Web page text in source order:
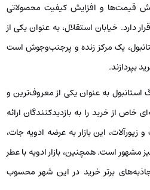
قیمت‌ها و افزایش کیفیت محصولاتی
دارد. خیابان استقلال، به عنوان یکی از
یک مرکز زنده و پرجنب‌وجوش است
بپردازند.
استانبول به عنوان یکی از معروف‌ترین و
خاص از خرید را به بازدیدکنندگان ارائه
این بازار به عرضه ادویه جات،
مشهور است. همچنین، بازار ادویه با عطر
برتر خرید در این شهر محسوب